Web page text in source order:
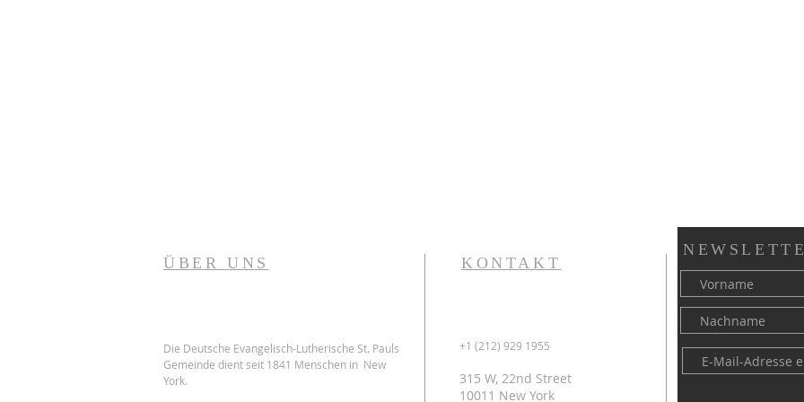
ÜBER UNS
Die Deutsche Evangelisch-Lutherische St. Pauls
Gemeinde dient seit 1841 Menschen in New
York.
KONTAKT
+1 (212) 929 1955
315 W, 22nd Street
10011 New York